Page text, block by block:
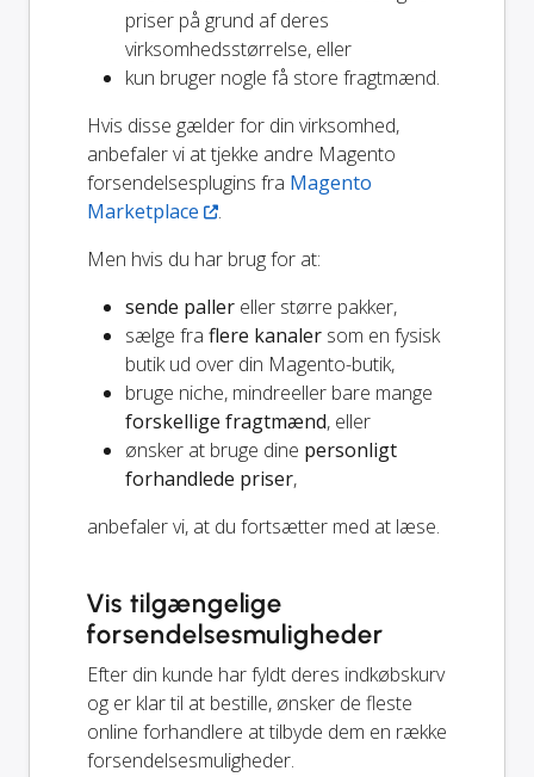
priser på grund af deres
virksomhedsstørrelse, eller
kun bruger nogle få store fragtmænd.
Hvis disse gælder for din virksomhed,
anbefaler vi at tjekke andre Magento
forsendelsesplugins fra Magento
Marketplace
.
Men hvis du har brug for at:
sende paller eller større pakker,
sælge fra flere kanaler som en fysisk
butik ud over din Magento-butik,
bruge niche, mindreeller bare mange
forskellige fragtmænd, eller
ønsker at bruge dine personligt
forhandlede priser,
anbefaler vi, at du fortsætter med at læse.
Vis tilgængelige
forsendelsesmuligheder
Efter din kunde har fyldt deres indkøbskurv
og er klar til at bestille, ønsker de fleste
online forhandlere at tilbyde dem en række
forsendelsesmuligheder.